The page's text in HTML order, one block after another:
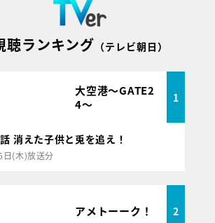
聴ランキング （テレビ朝日）
大空港～GATE2
4～
1
消えた子供と兎を追え！
日(木)放送分
アメトーーク！ 2